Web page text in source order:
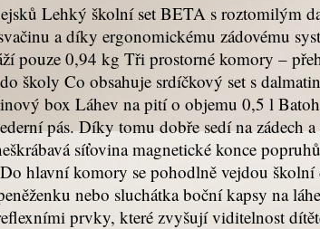
Lehký školní set BETA s roztomilým
a díky ergonomickému zádovému
pouze 0,94 kg Tři prostorné komory –
školy Co obsahuje srdíčkový set s
box Láhev na pití o objemu 0,5 l
pás. Díky tomu dobře sedí na zádech
síťovina magnetické konce
hlavní komory se pohodlně vejdou
nebo sluchátka boční kapsy na
prvky, které zvyšují viditelnost